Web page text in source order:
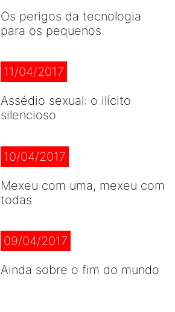
Os perigos da tecnologia
para os pequenos
11/04/2017
Assédio sexual: o ilícito
silencioso
10/04/2017
Mexeu com uma, mexeu com
todas
09/04/2017
Ainda sobre o fim do mundo